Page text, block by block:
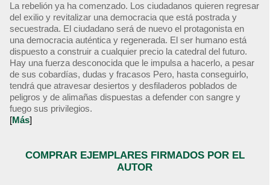
La rebelión ya ha comenzado. Los ciudadanos quieren regresar
del exilio y revitalizar una democracia que está postrada y
secuestrada. El ciudadano será de nuevo el protagonista en
una democracia auténtica y regenerada. El ser humano está
dispuesto a construir a cualquier precio la catedral del futuro.
Hay una fuerza desconocida que le impulsa a hacerlo, a pesar
de sus cobardías, dudas y fracasos Pero, hasta conseguirlo,
tendrá que atravesar desiertos y desfiladeros poblados de
peligros y de alimañas dispuestas a defender con sangre y
fuego sus privilegios.
[Más]
COMPRAR EJEMPLARES FIRMADOS POR EL
AUTOR